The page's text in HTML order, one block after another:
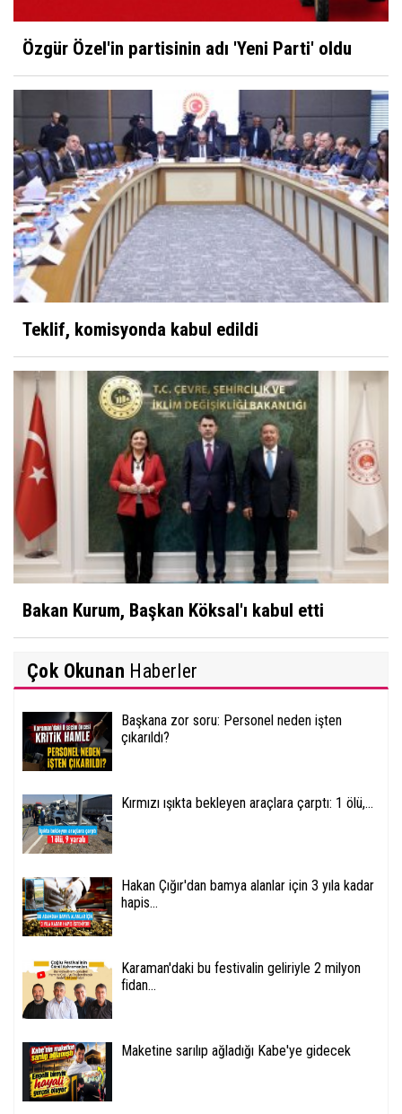
Özgür Özel'in partisinin adı 'Yeni Parti' oldu
Teklif, komisyonda kabul edildi
Bakan Kurum, Başkan Köksal'ı kabul etti
Çok Okunan Haberler
Başkana zor soru: Personel neden işten
çıkarıldı?
Kırmızı ışıkta bekleyen araçlara çarptı: 1 ölü,...
Hakan Çığır'dan bamya alanlar için 3 yıla kadar
hapis...
Karaman'daki bu festivalin geliriyle 2 milyon
fidan...
Maketine sarılıp ağladığı Kabe'ye gidecek